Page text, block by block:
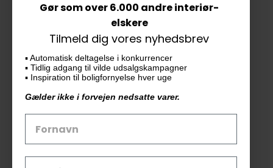
Vores butik
KAiKU ApS
Langdalsvej 46, bygning 7
8220 Brabrand
Tlf. 33 11 19 07
CVR-nr. 30715349
Gør som over 6.000 andre interiør-
elskere
Tilmeld dig vores nyhedsbrev
▪️ Automatisk deltagelse i konkurrencer
▪️ Tidlig adgang til vilde udsalgskampagner
▪️ Inspiration til boligfornyelse hver uge
Gælder ikke i forvejen nedsatte varer.